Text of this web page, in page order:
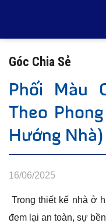
Góc Chia Sẻ
Phối Màu
Theo
Hướng Nhà)
16/06/2025
Trong thiết kế nhà ở
đem lại an toàn, sự